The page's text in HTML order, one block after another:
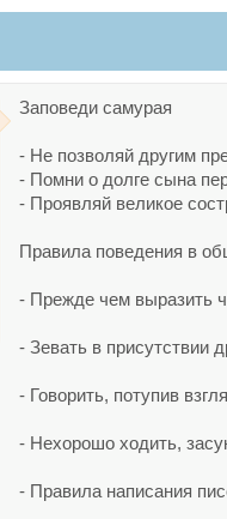
Заповеди самурая
- Не позволяй другим
- Помни о долге сына
- Проявляй великое
Правила поведения в
- Прежде чем выразить
- Зевать в присутствии
- Говорить, потупив
- Нехорошо ходить,
- Правила написания